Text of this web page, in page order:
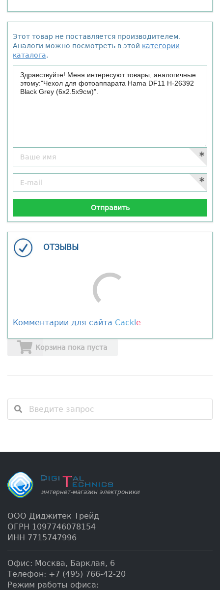
Этот товар не поставляется производителем.
Аналоги можно посмотреть в этой категории
каталога.
ОТЗЫВЫ
Комментарии для сайта Cackle
Корзина пока пуста
ООО Диджитек Трейд
ОГРН 1097746078154
ИНН 7715747996
Офис: Москва, Барклая, 6
Телефон: +7 (495) 766-42-20
Режим работы офиса: